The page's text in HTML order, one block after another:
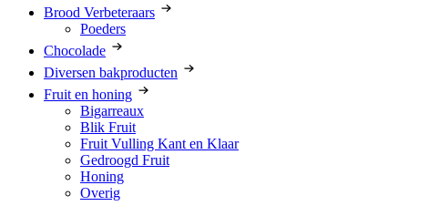
Brood Verbeteraars
Poeders
Chocolade
Diversen bakproducten
Fruit en honing
Bigarreaux
Blik Fruit
Fruit Vulling Kant en Klaar
Gedroogd Fruit
Honing
Overig